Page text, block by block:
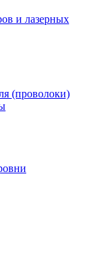
и лазерных
(проволоки)